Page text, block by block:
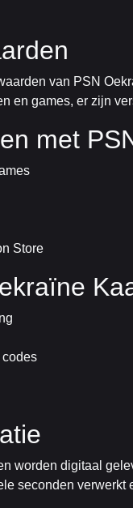
van PSN
en games, er zijn
met
Store
worden digitaal
seconden